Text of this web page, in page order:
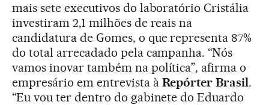
mais sete executivos do laboratório Cristália
investiram 2,1 milhões de reais na
candidatura de Gomes, o que representa 87%
do total arrecadado pela campanha. “Nós
vamos inovar também na política”, afirma o
empresário em entrevista à Repórter Brasil.
“Eu vou ter dentro do gabinete do Eduardo